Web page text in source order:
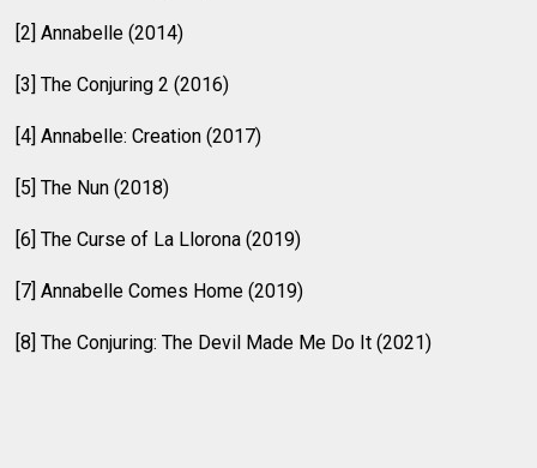
[2] Annabelle (2014)
[3] The Conjuring 2 (2016)
[4] Annabelle: Creation (2017)
[5] The Nun (2018)
[6] The Curse of La Llorona (2019)
[7] Annabelle Comes Home (2019)
[8] The Conjuring: The Devil Made Me Do It (2021)